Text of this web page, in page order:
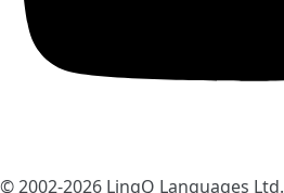
© 2002-2026 LingQ Languages Ltd.